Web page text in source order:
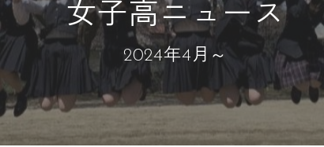
員採用情報 女子高ニュース
2024年4月～